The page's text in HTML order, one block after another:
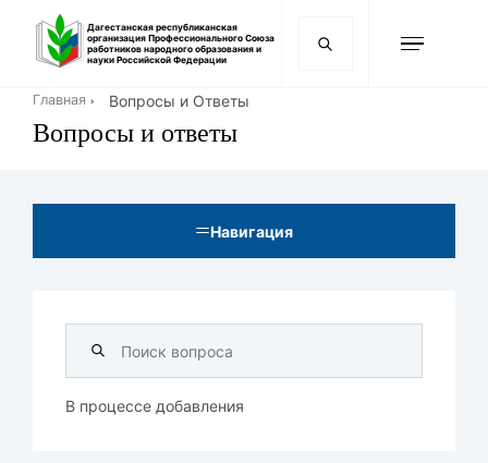
Перейти
основному
Дагестанская республиканская
организация Профессионального Союза
работников народного образования и
науки Российской Федерации
Строка
навигации
Главная Вопросы и Ответы
Вопросы и ответы
Навигация

В процессе добавления